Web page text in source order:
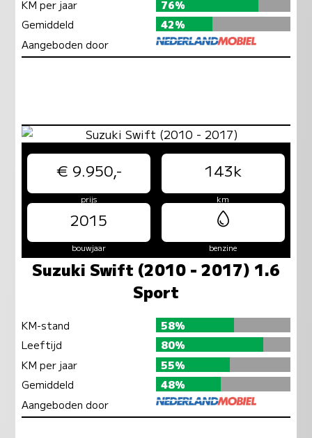
KM per jaar
76%
Gemiddeld
42%
Aangeboden door
€ 9.950,- 143k
prijs km
2015
bouwjaar benzine
Suzuki Swift (2010 - 2017) 1.6
Sport
KM-stand
58%
Leeftijd
80%
KM per jaar
55%
Gemiddeld
48%
Aangeboden door